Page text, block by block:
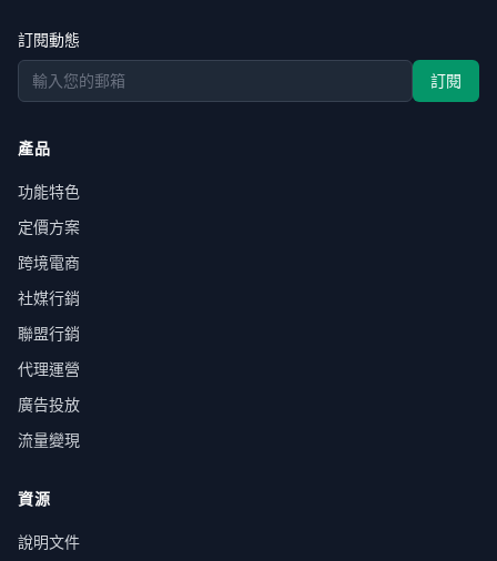
訂閱動態
訂閱
產品
功能特色
定價方案
跨境電商
社媒行銷
聯盟行銷
代理運營
廣告投放
流量變現
資源
說明文件